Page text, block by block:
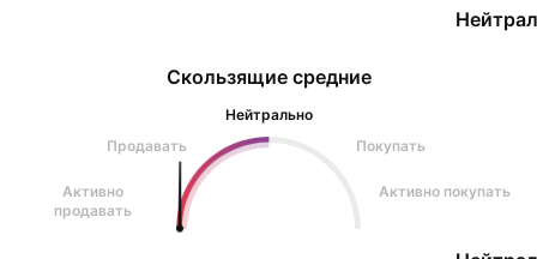
Скользящие средние
Нейтрально
Продавать
Покупать
Активно
продавать
Активно покупать